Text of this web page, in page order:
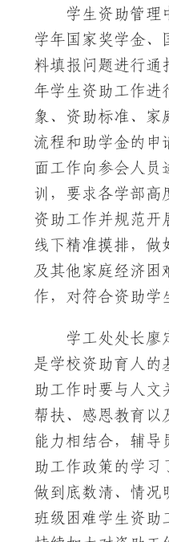
学生资助管理
学年国家奖学金、
料填报问题进行通
年学生资助工作进
象、资助标准、家
流程和助学金的申
面工作向参会人员
训，要求各学部高
资助工作并规范开
线下精准摸排，做
及其他家庭经济困
作，对符合资助学
学工处处长廖
是学校资助育人的
助工作时要与人文
帮扶、感恩教育以
能力相结合，辅导
助工作政策的学习
做到底数清、情况
班级困难学生资助